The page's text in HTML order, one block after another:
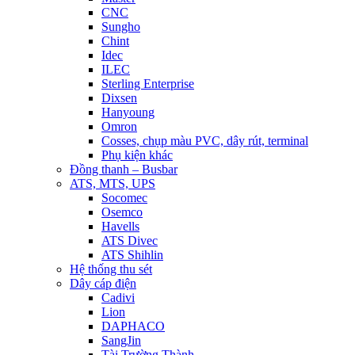
CNC
Sungho
Chint
Idec
ILEC
Sterling Enterprise
Dixsen
Hanyoung
Omron
Cosses, chụp màu PVC, dây rút, terminal
Phụ kiện khác
Đồng thanh – Busbar
ATS, MTS, UPS
Socomec
Osemco
Havells
ATS Divec
ATS Shihlin
Hệ thống thu sét
Dây cáp điện
Cadivi
Lion
DAPHACO
SangJin